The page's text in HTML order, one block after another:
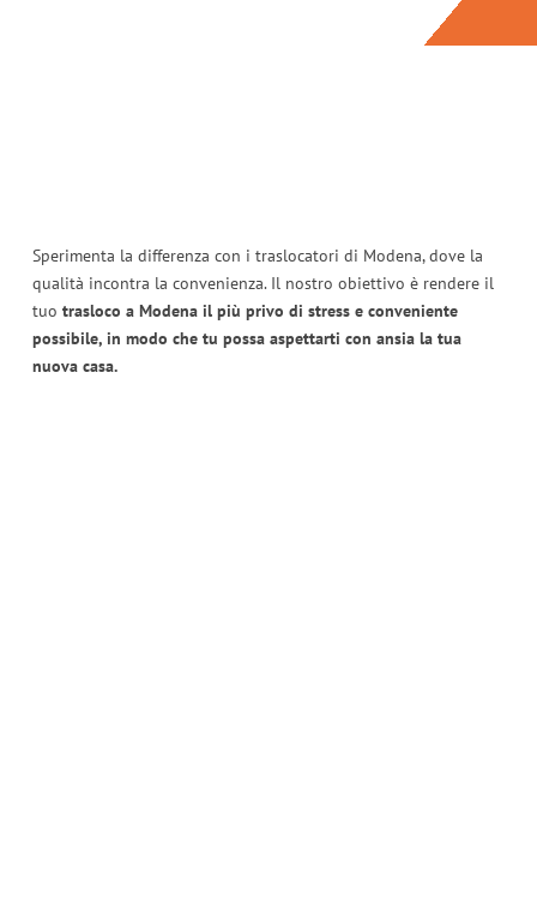
Sperimenta la differenza con i traslocatori di Modena, dove la
qualità incontra la convenienza. Il nostro obiettivo è rendere il
tuo trasloco a Modena il più privo di stress e conveniente
possibile, in modo che tu possa aspettarti con ansia la tua
nuova casa.